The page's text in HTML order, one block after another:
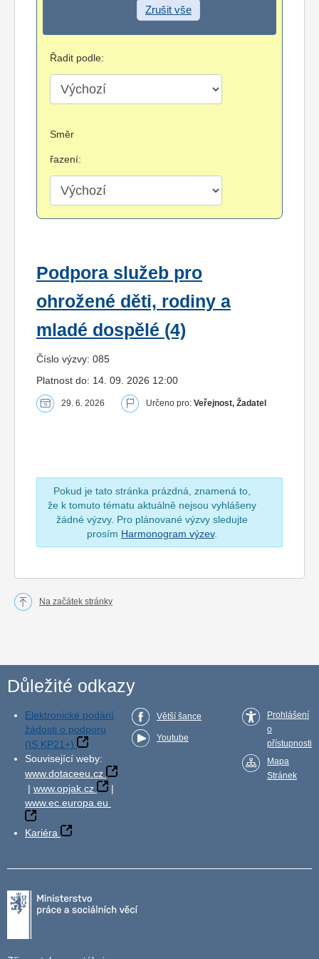
Zrušit vše
Řadit podle:
Směr
řazení:
Podpora služeb pro
ohrožené děti, rodiny a
mladé dospělé (4)
Číslo výzvy: 085
Platnost do: 14. 09. 2026 12:00
29. 6. 2026 Určeno pro: Veřejnost, Žadatel
Pokud je tato stránka prázdná, znamená to,
že k tomuto tématu aktuálně nejsou vyhlášeny
žádné výzvy. Pro plánované výzvy sledujte
prosím Harmonogram výzev.
Na začátek stránky
Důležité odkazy
Elektronické podání
žádosti o podporu
(IS KP21+)
Související weby:
www.dotaceeu.cz
| www.opjak.cz
|
www.ec.europa.eu
Kariéra
Větší šance
Youtube
Prohlášení
o
přístupnosti
Mapa
Stránek